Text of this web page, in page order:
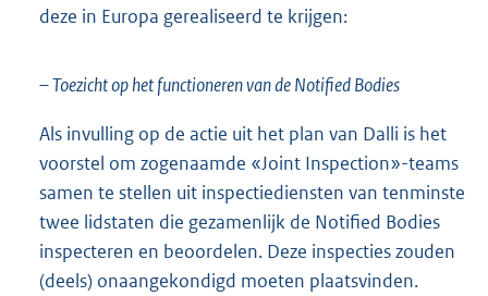
deze in Europa gerealiseerd te krijgen:
– Toezicht op het functioneren van de Notified Bodies
Als invulling op de actie uit het plan van Dalli is het
voorstel om zogenaamde «Joint Inspection»-teams
samen te stellen uit inspectiediensten van tenminste
twee lidstaten die gezamenlijk de Notified Bodies
inspecteren en beoordelen. Deze inspecties zouden
(deels) onaangekondigd moeten plaatsvinden.